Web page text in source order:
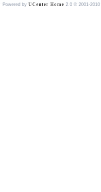
Powered by UCenter Home 2.0 © 2001-2010